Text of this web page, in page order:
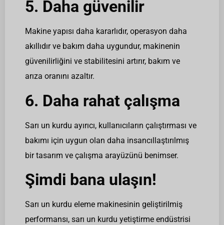
5. Daha güvenilir
Makine yapısı daha kararlıdır, operasyon daha
akıllıdır ve bakım daha uygundur, makinenin
güvenilirliğini ve stabilitesini artırır, bakım ve
arıza oranını azaltır.
6. Daha rahat çalışma
Sarı un kurdu ayırıcı, kullanıcıların çalıştırması ve
bakımı için uygun olan daha insancıllaştırılmış
bir tasarım ve çalışma arayüzünü benimser.
Şimdi bana ulaşın!
Sarı un kurdu eleme makinesinin geliştirilmiş
performansı, sarı un kurdu yetiştirme endüstrisi